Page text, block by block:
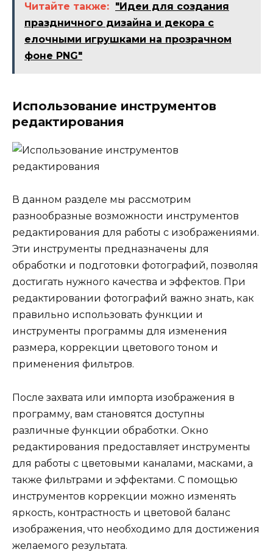
Читайте также: "Идеи для создания
праздничного дизайна и декора с
елочными игрушками на прозрачном
фоне PNG"
Использование инструментов
редактирования
В данном разделе мы рассмотрим
разнообразные возможности инструментов
редактирования для работы с изображениями.
Эти инструменты предназначены для
обработки и подготовки фотографий, позволяя
достигать нужного качества и эффектов. При
редактировании фотографий важно знать, как
правильно использовать функции и
инструменты программы для изменения
размера, коррекции цветового тоном и
применения фильтров.
После захвата или импорта изображения в
программу, вам становятся доступны
различные функции обработки. Окно
редактирования предоставляет инструменты
для работы с цветовыми каналами, масками, а
также фильтрами и эффектами. С помощью
инструментов коррекции можно изменять
яркость, контрастность и цветовой баланс
изображения, что необходимо для достижения
желаемого результата.